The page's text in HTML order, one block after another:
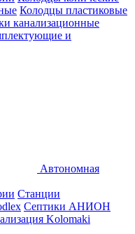
Колодцы пластиковые
канализационные
и
Автономная
Станции
Септики АНИОН
Kolomaki